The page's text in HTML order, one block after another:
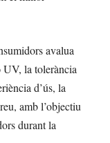
avalua
UV, la tolerància
d’ús, la
amb l’objectiu
durant la